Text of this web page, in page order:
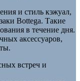
и стиль кэжуал,
Bottega. Такие
в течение дня.
аксессуаров,
встреч и